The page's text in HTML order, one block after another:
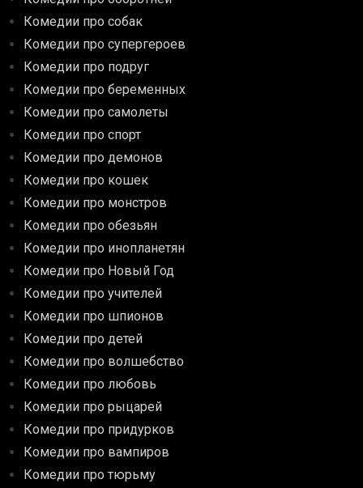
Комедии про собак
Комедии про супергероев
Комедии про подруг
Комедии про беременных
Комедии про самолеты
Комедии про спорт
Комедии про демонов
Комедии про кошек
Комедии про монстров
Комедии про обезьян
Комедии про инопланетян
Комедии про Новый Год
Комедии про учителей
Комедии про шпионов
Комедии про детей
Комедии про волшебство
Комедии про любовь
Комедии про рыцарей
Комедии про придурков
Комедии про вампиров
Комедии про тюрьму